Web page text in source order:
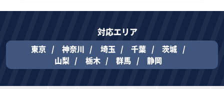
対応エリア
東京 神奈川 埼玉 千葉
茨城
山梨
栃木 群馬 静岡